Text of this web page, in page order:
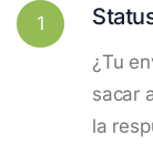
1
¿Tu
sacar
la